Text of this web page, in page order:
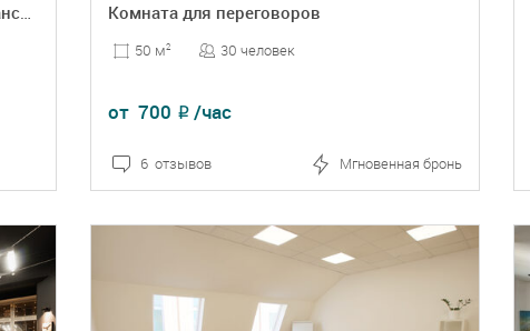
Двухуровневое дизайнерское пространство Комната для переговоров
50 м2 30 человек
от 700 ₽ /час
6 отзывов Мгновенная бронь